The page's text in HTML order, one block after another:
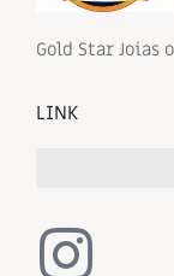
Gold Star Joias
LINK